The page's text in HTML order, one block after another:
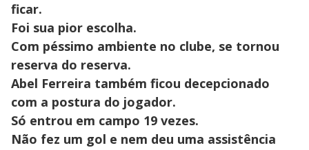
ficar.
Foi sua pior escolha.
Com péssimo ambiente no clube, se tornou
reserva do reserva.
Abel Ferreira também ficou decepcionado
com a postura do jogador.
Só entrou em campo 19 vezes.
Não fez um gol e nem deu uma assistência